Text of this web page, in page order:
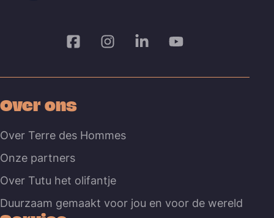
Over ons
Over Terre des Hommes
Onze partners
Over Tutu het olifantje
Duurzaam gemaakt voor jou en voor de wereld